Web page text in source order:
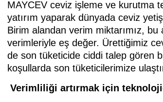
MAYCEV ceviz işleme ve kurutma
yatırım yaparak dünyada ceviz
Birim alandan verim miktarımız,
verimleriyle eş değer. Ürettiğimiz
de son tüketicide ciddi talep gören
koşullarda son tüketicilerimize
Verimliliği artırmak için